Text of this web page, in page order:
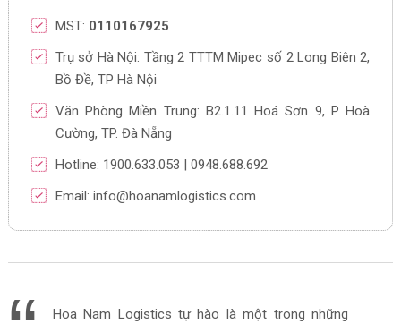
MST: 0110167925
Trụ sở Hà Nội: Tầng 2 TTTM Mipec số 2 Long Biên 2,
Bồ Đề, TP Hà Nội
Văn Phòng Miền Trung: B2.1.11 Hoá Sơn 9, P Hoà
Cường, TP. Đà Nẵng
Hotline: 1900.633.053 | 0948.688.692
Email: info@hoanamlogistics.com
Hoa Nam Logistics tự hào là một trong những